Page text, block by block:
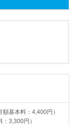
額基本料：4,400円）
：3,300円）